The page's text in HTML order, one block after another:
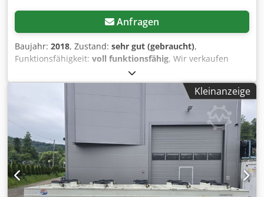
Anfragen
Baujahr: 2018, Zustand: sehr gut (gebraucht),
Funktionsfähigkeit: voll funktionsfähig, Wir verkaufen
einen gebauchten Kühler, der noch sehr gut erhalten ist.
Die Lamellen sind sauber. Nähere Infos entnehmen Sie
bitte dem Datenblatt. Bei Interesse kann ich die
Dokumente, also die Zeichnung, das Datenblatt und die
Montageanleitung per Mail senden. Die Füße werden
mitgeliefert und sind auf den Bildern auf dem Kühler zu
sehen. Der Kühler hat in dem kleinen Schaltkasten einen
eigenen FU zur Steuerung. Neupreis: ca. 23.000,00 € ohne
Montage. Dieses Gerät hat folgende EIgenschaften: *
Frostsicher durch 34 % Ethylenglykol → ideal für
ganzjährigen Außeneinsatz. * Energieeffizient durch EC-
Kleinanzeige